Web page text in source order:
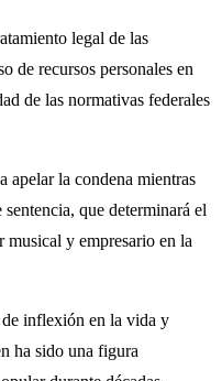
legal de las
de recursos personales en
de las normativas federales
apelar la condena mientras
que determinará el
y empresario en la
inflexión en la vida y
ha sido una figura